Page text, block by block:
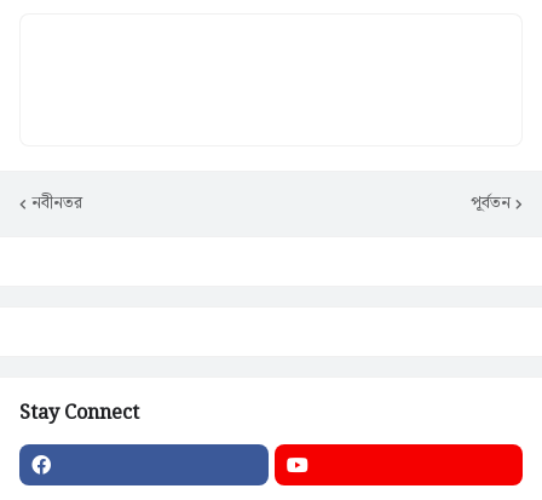
নবীনতর পূর্বতন
Stay Connect